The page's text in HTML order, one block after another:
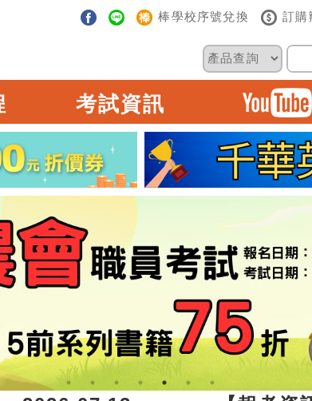
棒學校序號兌換 訂購
考試資訊